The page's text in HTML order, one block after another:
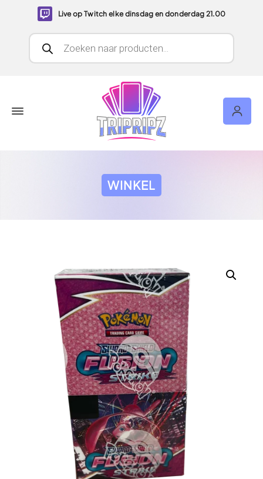
Live op Twitch elke dinsdag en donderdag 21.00
Producten zoeken
WINKEL